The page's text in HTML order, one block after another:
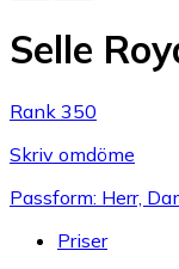
Selle
Rank 350
Skriv omdöme
Passform: Herr,
Priser